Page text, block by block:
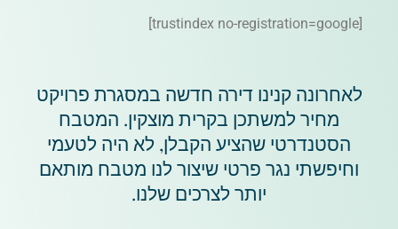
[trustindex no-registration=google]
לאחרונה קנינו דירה חדשה במסגרת פרויקט
מחיר למשתכן בקרית מוצקין. המטבח
הסטנדרטי שהציע הקבלן, לא היה לטעמי
וחיפשתי נגר פרטי שיצור לנו מטבח מותאם
יותר לצרכים שלנו.